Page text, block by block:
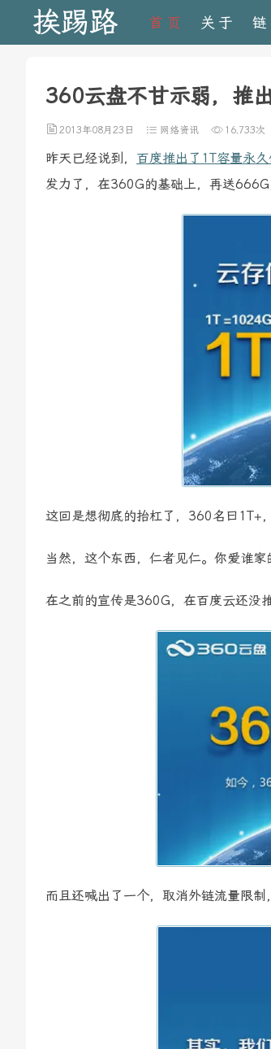
挨踢路 首页 关于
360云盘不甘示弱，推
2013年08月23日 网络资讯 16,733次
昨天已经说到， 百度推出了1T容量永
发力了，在360G的基础上，再送
这回是想彻底的抬杠了，360名曰1T+
当然，这个东西，仁者见仁。你爱谁
在之前的宣传是360G，在百度云还没
而且还喊出了一个，取消外链流量限